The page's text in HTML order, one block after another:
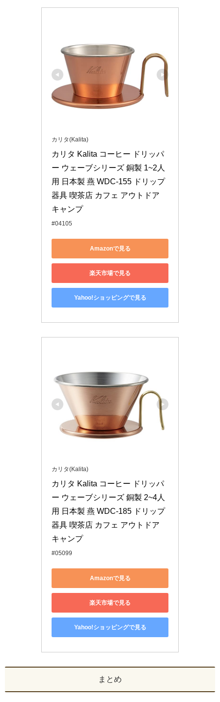
カリタ(Kalita)
カリタ Kalita コーヒー ドリッパ
ー ウェーブシリーズ 銅製 1~2人
用 日本製 燕 WDC-155 ドリップ
器具 喫茶店 カフェ アウトドア
キャンプ
#04105
Amazonで見る
楽天市場で見る
Yahoo!ショッピングで見る
カリタ(Kalita)
カリタ Kalita コーヒー ドリッパ
ー ウェーブシリーズ 銅製 2~4人
用 日本製 燕 WDC-185 ドリップ
器具 喫茶店 カフェ アウトドア
キャンプ
#05099
Amazonで見る
楽天市場で見る
Yahoo!ショッピングで見る
まとめ